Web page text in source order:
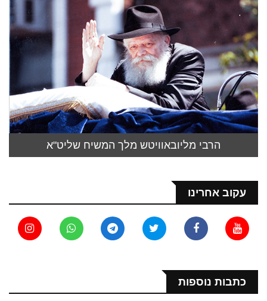
הרבי מליובאוויטש מלך המשיח שליט"א
עקוב אחרינו
כתבות נוספות